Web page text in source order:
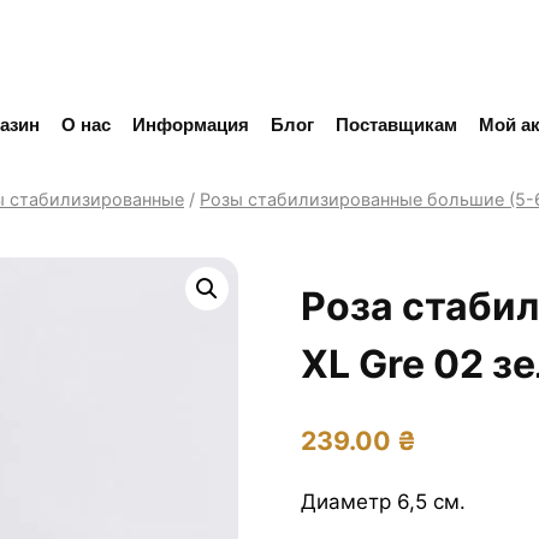
О нас Информация Блог Поставщикам Мой
стабилизированные / Розы стабилизированные большие
Роза
XL Gre 02
239.00 ₴
Диаметр 6,5 см.